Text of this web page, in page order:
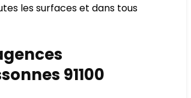
les surfaces et dans tous
91100